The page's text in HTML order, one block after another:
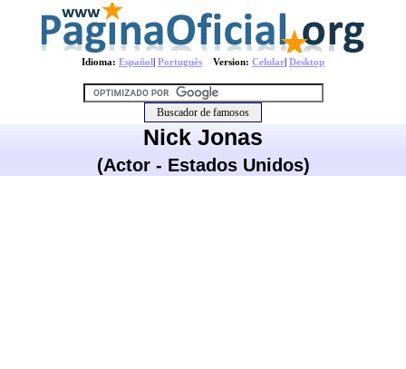
Idioma: Español| Português Version: Celular| Desktop
Nick Jonas
(Actor - Estados Unidos)